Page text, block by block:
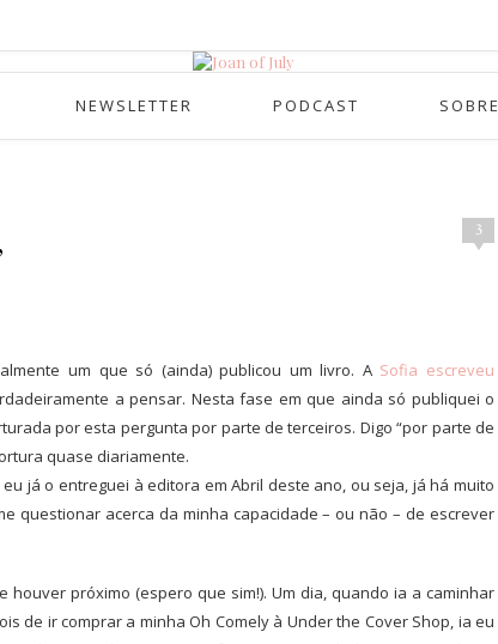
NEWSLETTER PODCAST SOBRE
3
um que só (ainda) publicou um livro. A Sofia escreveu
a pensar. Nesta fase em que ainda só publiquei o
por esta pergunta por parte de terceiros. Digo “por parte de
quase diariamente.
já o entreguei à editora em Abril deste ano, ou seja, já há muito
questionar acerca da minha capacidade – ou não – de escrever
próximo (espero que sim!). Um dia, quando ia a caminhar
de ir comprar a minha Oh Comely à Under the Cover Shop, ia eu